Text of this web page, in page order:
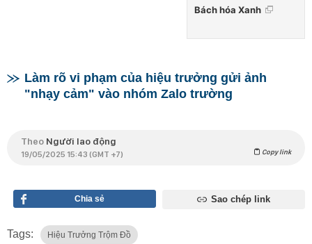
Bách hóa Xanh
Làm rõ vi phạm của hiệu trưởng gửi ảnh
"nhạy cảm" vào nhóm Zalo trường
Theo Người lao động
19/05/2025 15:43 (GMT +7) Copy link
Chia sẻ Sao chép link
Tags: Hiệu Trưởng Trộm Đồ